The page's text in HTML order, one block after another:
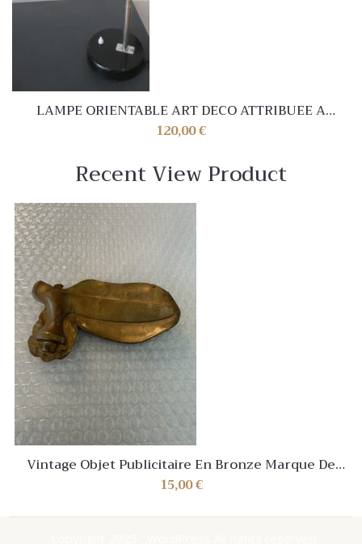
LAMPE ORIENTABLE ART DECO ATTRIBUEE A
CHARLOTTE PERRIAND
120,00€
Recent View Product
Vintage Objet Publicitaire En Bronze Marque De
Luxe Serdaneli Paris
15,00€